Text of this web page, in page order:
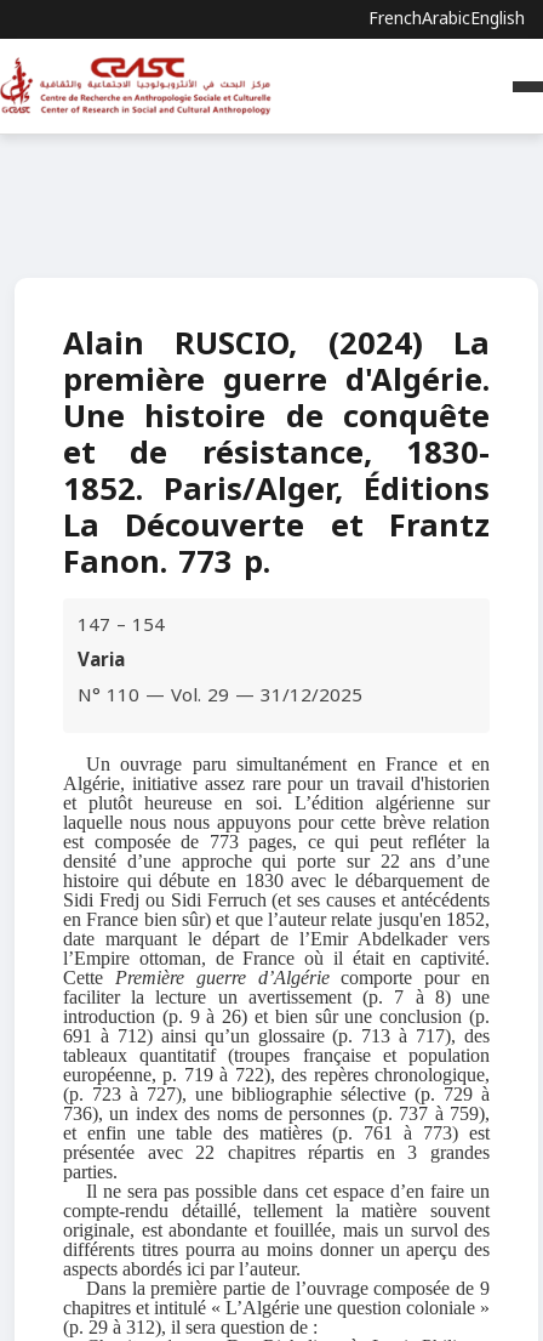
FrenchArabicEnglish
Alain RUSCIO, (2024) La
première guerre d'Algérie.
Une histoire de conquête
et de résistance, 1830-
1852. Paris/Alger, Éditions
La Découverte et Frantz
Fanon. 773 p.
147 – 154
Varia
N° 110 — Vol. 29 — 31/12/2025
Un ouvrage paru simultanément en France et en
Algérie, initiative assez rare pour un travail d'historien
et plutôt heureuse en soi. L’édition algérienne sur
laquelle nous nous appuyons pour cette brève relation
est composée de 773 pages, ce qui peut refléter la
densité d’une approche qui porte sur 22 ans d’une
histoire qui débute en 1830 avec le débarquement de
Sidi Fredj ou Sidi Ferruch (et ses causes et antécédents
en France bien sûr) et que l’auteur relate jusqu'en 1852,
date marquant le départ de l’Emir Abdelkader vers
l’Empire ottoman, de France où il était en captivité.
Cette Première guerre d’Algériecomporte pour en
faciliter la lecture un avertissement (p. 7 à 8) une
introduction (p. 9 à 26) et bien sûr une conclusion (p.
691 à 712) ainsi qu’un glossaire (p. 713 à 717), des
tableaux quantitatif (troupes française et population
européenne, p. 719 à 722), des repères chronologique,
(p. 723 à 727), une bibliographie sélective (p. 729 à
736), un index des noms de personnes (p. 737 à 759),
et enfin une table des matières (p. 761 à 773) est
présentée avec 22 chapitres répartis en 3 grandes
parties.
Il ne sera pas possible dans cet espace d’en faire un
compte-rendu détaillé, tellement la matière souvent
originale, est abondante et fouillée, mais un survol des
différents titres pourra au moins donner un aperçu des
aspects abordés ici par l’auteur.
Dans la première partie de l’ouvrage composée de 9
chapitres et intitulé « L’Algérie une question coloniale »
(p. 29 à 312), il sera question de :